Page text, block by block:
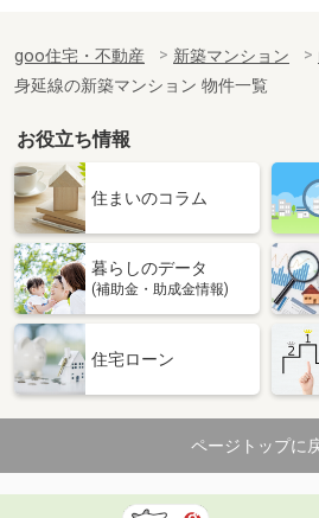
goo住宅・不動産 新築マンション
身延線の新築マンション 物件一覧
お役立ち情報
住まいのコラム
暮らしのデータ
(補助金・助成金情報)
住宅ローン
ページトップに